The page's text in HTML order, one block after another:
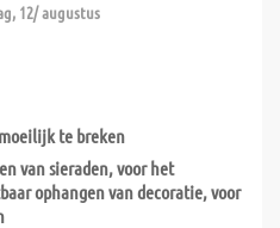
12/ augustus
te breken
van sieraden, voor het
ophangen van decoratie, voor